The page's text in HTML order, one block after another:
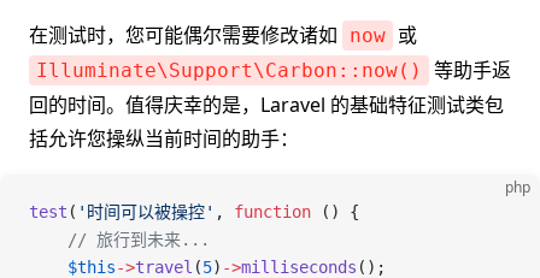
在测试时，您可能偶尔需要修改诸如 now 或
Illuminate\Support\Carbon::now()
等助手返
回的时间。值得庆幸的是，Laravel 的基础特征测试类包
括允许您操纵当前时间的助手：
php
test ( '时间可以被操控' , function ()
{
    // 旅行到未来...
    $this
->travel (5) ->milliseconds ();